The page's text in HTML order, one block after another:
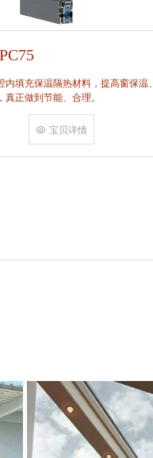
内填充保温隔热材料，提高窗保温、
真正做到节能、合理。
宝贝详情